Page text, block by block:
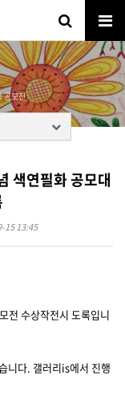
공모전
색연필화 공모대
15 13:45
전 수상작전시 도록입니
니다. 갤러리is에서 진행